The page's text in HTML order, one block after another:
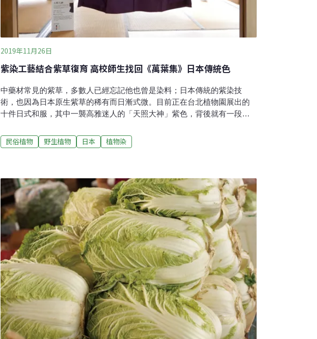
2019年11月26日
紫染工藝結合紫草復育 高校師生找回《萬葉集》日本傳統色
中藥材常見的紫草，多數人已經忘記他也曾是染料；日本傳統的紫染技
術，也因為日本原生紫草的稀有而日漸式微。目前正在台北植物園展出的
十件日式和服，其中一襲高雅迷人的「天照大神」紫色，背後就有一段日
為紫根，是天然紫色染料，也是中藥材，有新疆紫草、內蒙紫草、日本紫
草等品系。日本原生紫草本來就極為稀有。在日本的傳統色當中，紫色是
瀕危。林業試驗所植物園組組長董景生解釋，這是由於植物的春化作用，
若冬溫不夠低，隔年便不易開花。滋賀縣東近江市有一群高中師生，近年
自發性地展開紫草復育行動。事實上，賀縣東近江市的市花就是紫草。在
當地的八日市南高校，師生努力尋找復育方法，邀請藝術家利用復育的紫
草染製成和服，甚至引起企業家的興
民俗植物 野生植物 日本 植物染